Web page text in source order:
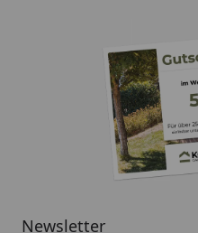
Newsletter